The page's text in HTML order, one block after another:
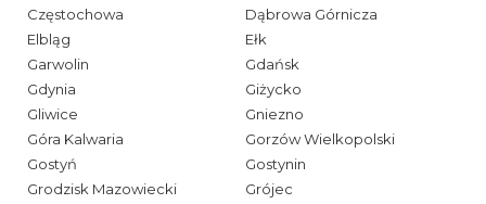
Częstochowa
Dąbrowa Górnicza
Elbląg
Ełk
Garwolin
Gdańsk
Gdynia
Giżycko
Gliwice
Gniezno
Góra Kalwaria
Gorzów Wielkopolski
Gostyń
Gostynin
Grodzisk Mazowiecki
Grójec